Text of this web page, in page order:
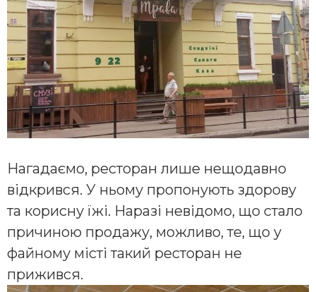
Нагадаємо, ресторан лише нещодавно
відкрився. У ньому пропонують здорову
та корисну їжі. Наразі невідомо, що стало
причиною продажу, можливо, те, що у
файному місті такий ресторан не
прижився.